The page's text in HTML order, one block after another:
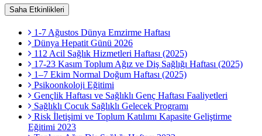
Saha Etkinlikleri
1-7 Ağustos Dünya Emzirme Haftası
Dünya Hepatit Günü 2026
112 Acil Sağlık Hizmetleri Haftası (2025)
17-23 Kasım Toplum Ağız ve Diş Sağlığı Haftası (2025)
1–7 Ekim Normal Doğum Haftası (2025)
Psikoonkoloji Eğitimi
Gençlik Haftası ve Sağlıklı Genç Haftası Faaliyetleri
Sağlıklı Çocuk Sağlıklı Gelecek Programı
Risk İletişimi ve Toplum Katılımı Kapasite Geliştirme
Eğitimi 2023